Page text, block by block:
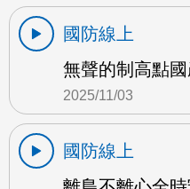
國防線上
無聲的制高點
2025/11/03
國防線上